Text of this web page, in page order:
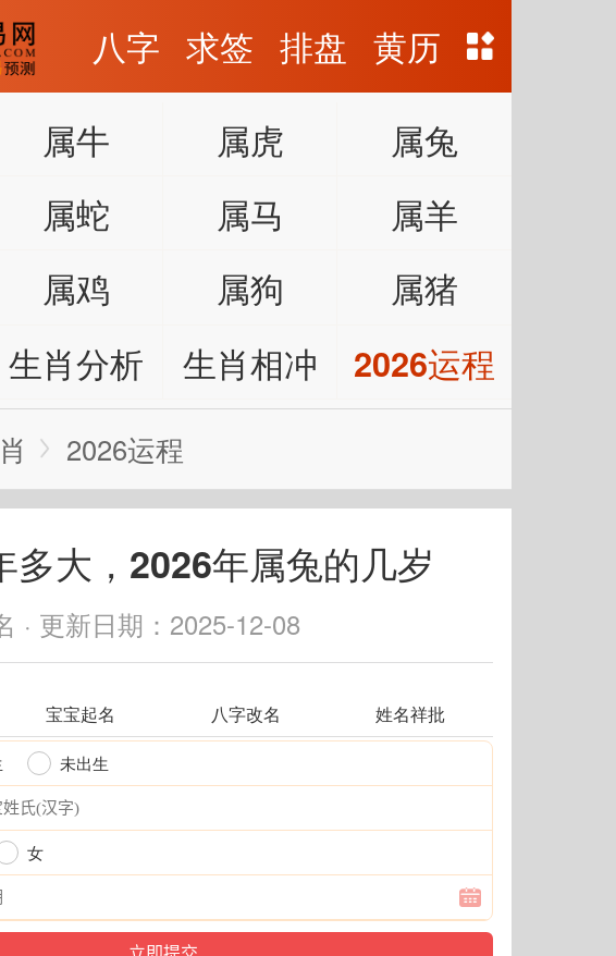
八字 求签 排盘 黄历
属牛 属虎
属兔
属蛇 属马
属羊
属鸡 属狗
属猪
生肖分析 生肖相冲 2026运程
2026运程
多大，2026年属兔的几岁
· 更新日期：2025-12-08
宝宝起名 八字改名 姓名祥批
未出生
女